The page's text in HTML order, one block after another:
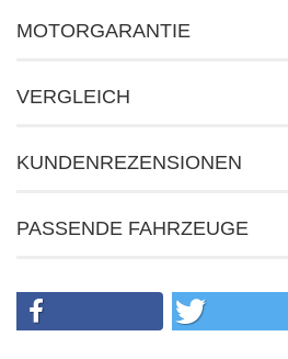
MOTORGARANTIE
VERGLEICH
KUNDENREZENSIONEN
PASSENDE FAHRZEUGE